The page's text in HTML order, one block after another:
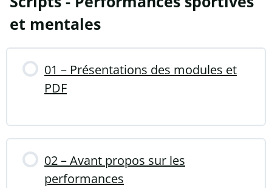
et mentales
01 – Présentations des modules et
PDF
02 – Avant propos sur les
performances